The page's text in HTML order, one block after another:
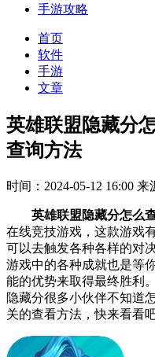
手游攻略
首页
软件
手游
文章
英雄联盟隐藏分
查询方法
时间：2024-05-12 16:00 来
英雄联盟隐藏分怎么
在线竞技游戏，这款游戏
可以去触发各种各样的对
游戏中的各种成就也是等
能的优势来取得最终胜利
隐藏分很多小伙伴不知道
关的查看方法，快来看看